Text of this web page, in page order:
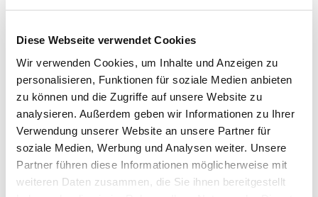
Diese Webseite verwendet Cookies
Wir verwenden Cookies, um Inhalte und Anzeigen zu
personalisieren, Funktionen für soziale Medien anbieten
zu können und die Zugriffe auf unsere Website zu
analysieren. Außerdem geben wir Informationen zu Ihrer
Verwendung unserer Website an unsere Partner für
soziale Medien, Werbung und Analysen weiter. Unsere
Partner führen diese Informationen möglicherweise mit
weiteren Daten zusammen, die Sie ihnen bereitgestellt
Kontingent an leistungs- und exterieurstarken
der Bullen COSINUS; SAILOR PP; SHOUT RDC und
FRISBEE RDC die größten Kontingente. Wieder
einmal beste Voraussetzungen zur
Bestandsergänzung, die sich niemand entgehen
lassen sollte.
Nutzen Sie die Auktion in Fließem. Falls Sie nicht die
Möglichkeit haben, persönlich die Auktion zu
besuchen, stehen Ihnen die regionalen